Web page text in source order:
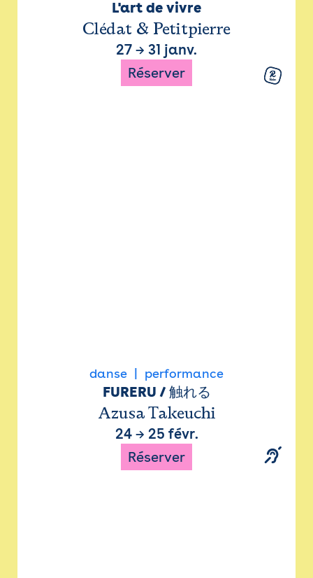
L'art de vivre
Clédat & Petitpierre
27 → 31 janv.
Réserver
danse performance
FURERU / 触れる
Azusa Takeuchi
24→ 25 févr.
Réserver